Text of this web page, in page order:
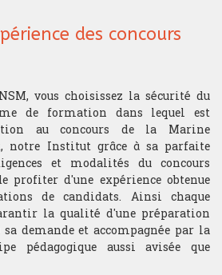
des concours
vous choisissez la sécurité du
de formation dans lequel est
au concours de la Marine
notre Institut grâce à sa parfaite
et modalités du concours
profiter d'une expérience obtenue
de candidats. Ainsi chaque
la qualité d'une préparation
demande et accompagnée par la
pédagogique aussi avisée que